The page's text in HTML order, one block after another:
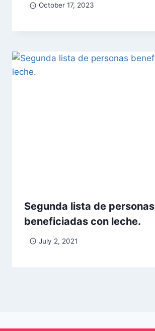
October 17, 2023
Segunda lista de personas
beneficiadas con leche.
July 2, 2021